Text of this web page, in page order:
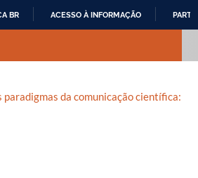
BR ACESSO À INFORMAÇÃO
paradigmas da comunicação científica: